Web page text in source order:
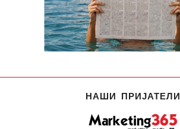
НАШИ ПРИЈАТЕЛИ